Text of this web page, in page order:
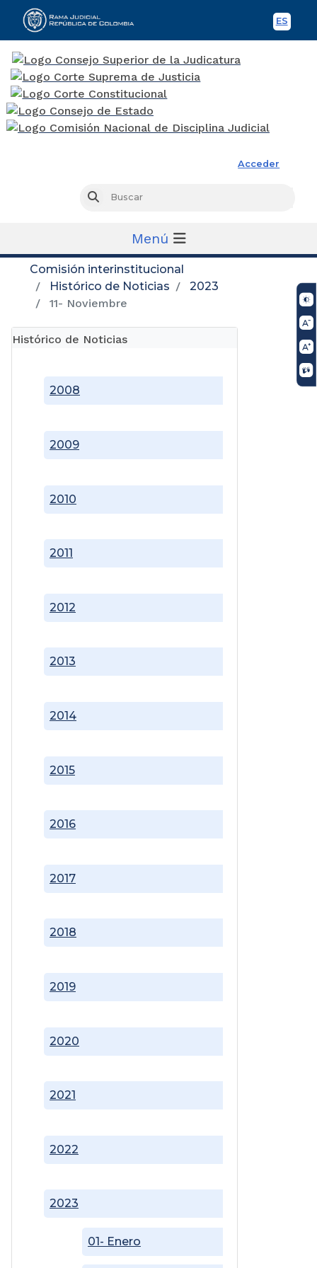
ES
Acceder
Buscar
Menú
Comisión interinstitucional
Histórico de Noticias
2023
11- Noviembre
Histórico de Noticias
2008
2009
2010
2011
2012
2013
2014
2015
2016
2017
2018
2019
2020
2021
2022
2023
01- Enero